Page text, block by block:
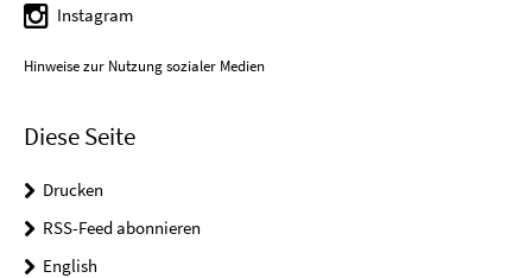
Instagram
Hinweise zur Nutzung sozialer Medien
Diese Seite
Drucken
RSS-Feed abonnieren
English